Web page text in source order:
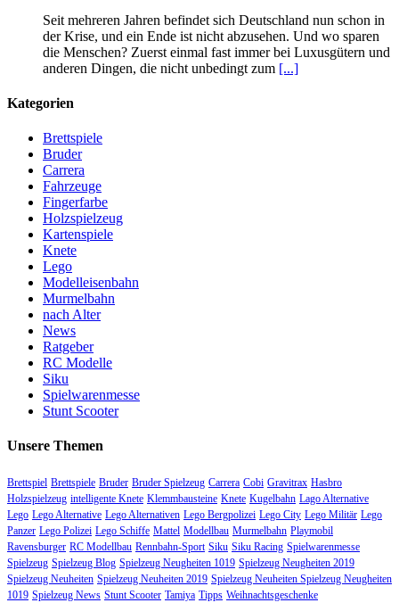
Seit mehreren Jahren befindet sich Deutschland nun schon in
der Krise, und ein Ende ist nicht abzusehen. Und wo sparen
die Menschen? Zuerst einmal fast immer bei Luxusgütern und
anderen Dingen, die nicht unbedingt zum [...]
Kategorien
Brettspiele
Bruder
Carrera
Fahrzeuge
Fingerfarbe
Holzspielzeug
Kartenspiele
Knete
Lego
Modelleisenbahn
Murmelbahn
nach Alter
News
Ratgeber
RC Modelle
Siku
Spielwarenmesse
Stunt Scooter
Unsere Themen
Brettspiel Brettspiele Bruder Bruder Spielzeug Carrera Cobi Gravitrax Hasbro
Holzspielzeug intelligente Knete Klemmbausteine Knete Kugelbahn Lago Alternative
Lego Lego Alternative Lego Alternativen Lego Bergpolizei Lego City Lego Militär Lego
Panzer Lego Polizei Lego Schiffe Mattel Modellbau Murmelbahn Playmobil
Ravensburger RC Modellbau Rennbahn-Sport Siku Siku Racing Spielwarenmesse
Spielzeug Spielzeug Blog Spielzeug Neugheiten 1019 Spielzeug Neugheiten 2019
Spielzeug Neuheiten Spielzeug Neuheiten 2019 Spielzeug Neuheiten Spielzeug Neugheiten
1019 Spielzeug News Stunt Scooter Tamiya Tipps Weihnachtsgeschenke